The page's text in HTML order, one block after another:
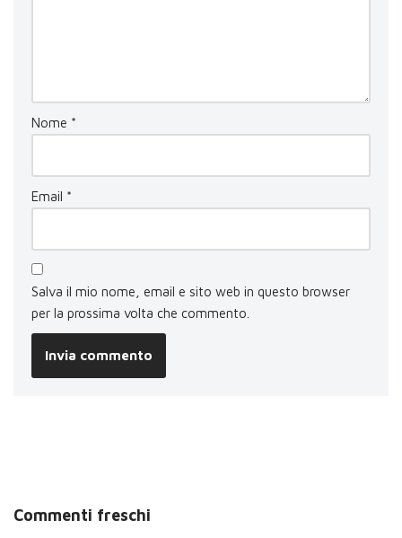
Nome *
Email *
Salva il mio nome, email e sito web in questo browser
per la prossima volta che commento.
Commenti freschi